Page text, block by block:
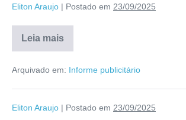
Eliton Araujo | Postado em 23/09/2025
Leia mais
Arquivado em: Informe publicitário
Eliton Araujo | Postado em 23/09/2025